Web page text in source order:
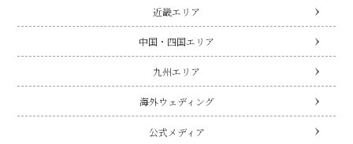
近畿エリア
中国・四国エリア
九州エリア
海外ウェディング
公式メディア